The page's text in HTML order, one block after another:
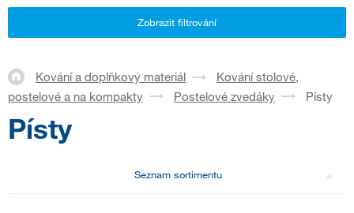
Zobrazit filtrování
Kování a doplňkový materiál
Kování stolové,
postelové a na kompakty
Postelové zvedáky Písty
Písty
Seznam sortimentu